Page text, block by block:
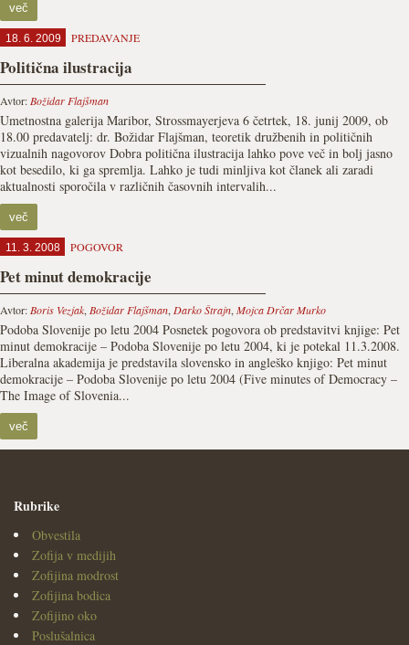
več
18. 6. 2009 PREDAVANJE
Politična ilustracija
Avtor: Božidar Flajšman
Umetnostna galerija Maribor, Strossmayerjeva 6 četrtek, 18. junij 2009, ob
18.00 predavatelj: dr. Božidar Flajšman, teoretik družbenih in političnih
vizualnih nagovorov Dobra politična ilustracija lahko pove več in bolj jasno
kot besedilo, ki ga spremlja. Lahko je tudi minljiva kot članek ali zaradi
aktualnosti sporočila v različnih časovnih intervalih...
več
11. 3. 2008 POGOVOR
Pet minut demokracije
Avtor: Boris Vezjak, Božidar Flajšman, Darko Štrajn, Mojca Drčar Murko
Podoba Slovenije po letu 2004 Posnetek pogovora ob predstavitvi knjige: Pet
minut demokracije – Podoba Slovenije po letu 2004, ki je potekal 11.3.2008.
Liberalna akademija je predstavila slovensko in angleško knjigo: Pet minut
demokracije – Podoba Slovenije po letu 2004 (Five minutes of Democracy –
The Image of Slovenia...
več
Rubrike
Obvestila
Zofija v medijih
Zofijina modrost
Zofijina bodica
Zofijino oko
Poslušalnica